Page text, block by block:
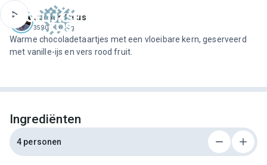
Jeroen Meus
3590 recepten
Warme chocoladetaartjes met een vloeibare kern, geserveerd
met vanille-ijs en vers rood fruit.
Ingrediënten
4 personen